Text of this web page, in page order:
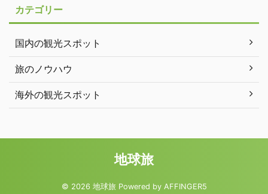
カテゴリー
国内の観光スポット
旅のノウハウ
海外の観光スポット
地球旅
© 2026 地球旅 Powered by AFFINGER5